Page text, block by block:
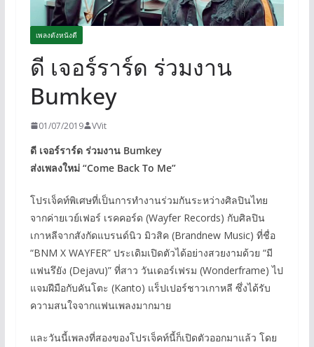
เพลงดังหนังดี
ดี เจอร์ราร์ด ร่วมงาน
Bumkey
01/07/2019 VVit
ดี เจอร์ราร์ด ร่วมงาน Bumkey
ส่งเพลงใหม่ “Come Back To Me”
โปรเจ็คท์พิเศษที่เป็นการทำงานร่วมกันระหว่างศิลปินไทย
จากค่ายเวย์เฟอร์ เรคคอร์ด (Wayfer Records) กับศิลปิน
เกาหลีจากสังกัดแบรนด์นิว มิวสิค (Brandnew Music) ที่ชื่อ
“BNM X WAYFER” ประเดิมเปิดตัวได้อย่างสวยงามด้วย “มี
แฟนรึยัง (Dejavu)” ที่สาว วันเดอร์เฟรม (Wonderframe) ไป
แจมฝีมือกับคันโตะ (Kanto) แร็ปเปอร์ชาวเกาหลี ซึ่งได้รับ
ความสนใจจากแฟนเพลงมากมาย
และวันนี้เพลงที่สองของโปรเจ็คท์นี้ก็เปิดตัวออกมาแล้ว โดย